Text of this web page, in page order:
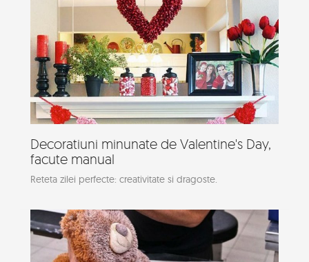
Decoratiuni minunate de Valentine's Day,
facute manual
Reteta zilei perfecte: creativitate si dragoste.